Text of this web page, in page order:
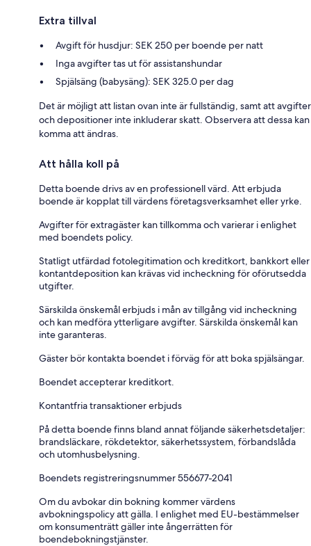
Extra tillval
Avgift för husdjur: SEK 250 per boende per natt
Inga avgifter tas ut för assistanshundar
Spjälsäng (babysäng): SEK 325.0 per dag
Det är möjligt att listan ovan inte är fullständig, samt att avgifter
och depositioner inte inkluderar skatt. Observera att dessa kan
komma att ändras.
Att hålla koll på
Detta boende drivs av en professionell värd. Att erbjuda
boende är kopplat till värdens företagsverksamhet eller yrke.
Avgifter för extragäster kan tillkomma och varierar i enlighet
med boendets policy.
Statligt utfärdad fotolegitimation och kreditkort, bankkort eller
kontantdeposition kan krävas vid incheckning för oförutsedda
utgifter.
Särskilda önskemål erbjuds i mån av tillgång vid incheckning
och kan medföra ytterligare avgifter. Särskilda önskemål kan
inte garanteras.
Gäster bör kontakta boendet i förväg för att boka spjälsängar.
Boendet accepterar kreditkort.
Kontantfria transaktioner erbjuds
På detta boende finns bland annat följande säkerhetsdetaljer:
brandsläckare, rökdetektor, säkerhetssystem, förbandslåda
och utomhusbelysning.
Boendets registreringsnummer 556677-2041
Om du avbokar din bokning kommer värdens
avbokningspolicy att gälla. I enlighet med EU-bestämmelser
om konsumenträtt gäller inte ångerrätten för
boendebokningstjänster.